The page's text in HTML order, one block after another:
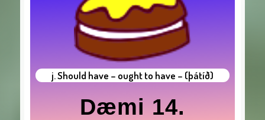
j. Should have – ought to have – (þátíð)
Dæmi 14.